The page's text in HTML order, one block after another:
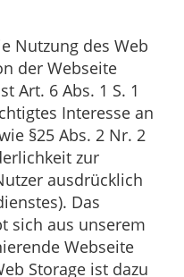
Nutzung des Web
der Webseite
Art. 6 Abs. 1 S. 1
Interesse an
§25 Abs. 2 Nr. 2
zur
ausdrücklich
Das
sich aus unserem
Webseite
Storage ist dazu